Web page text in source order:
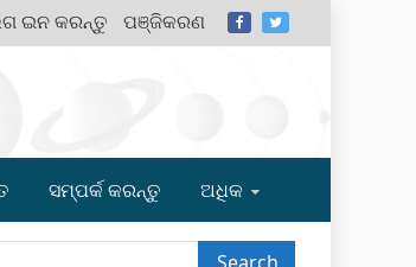
ଇନ କରନ୍ତୁ ପଞ୍ଜିକରଣ
ସମ୍ପର୍କ କରନ୍ତୁ ଅଧିକ